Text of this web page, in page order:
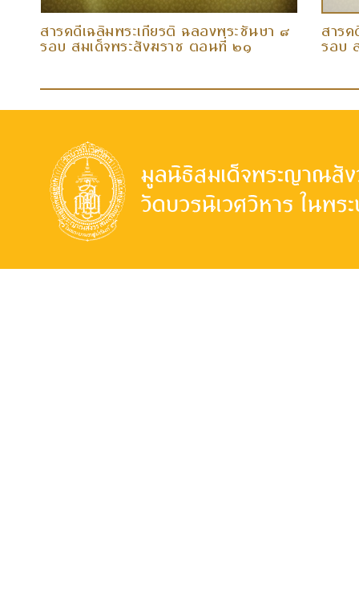
สารคดีเฉลิมพระเกียรติ ฉลองพระชันษา ๘
รอบ สมเด็จพระสังฆราช ตอนที่ ๒๑
สาร
รอบ